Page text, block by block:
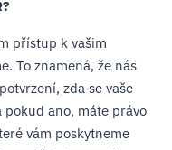
přístup k vašim
To znamená, že nás
zda se vaše
pokud ano, máte právo
vám poskytneme